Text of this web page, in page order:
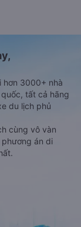
hơn 3000+ nhà
tất cả hãng
du lịch phủ
cùng vô vàn
án di